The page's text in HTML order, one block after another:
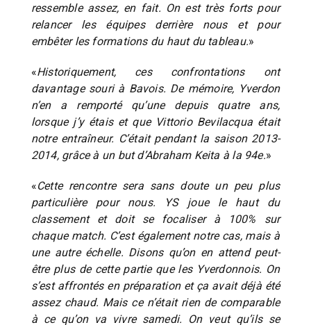
ressemble assez, en fait. On est très forts pour
relancer les équipes derrière nous et pour
embêter les formations du haut du tableau.»
«Historiquement, ces confrontations ont
davantage souri à Bavois. De mémoire, Yverdon
n’en a remporté qu’une depuis quatre ans,
lorsque j’y étais et que Vittorio Bevilacqua était
notre entraîneur. C’était pendant la saison 2013-
2014, grâce à un but d’Abraham Keita à la 94e.»
«Cette rencontre sera sans doute un peu plus
particulière pour nous. YS joue le haut du
classement et doit se focaliser à 100% sur
chaque match. C’est également notre cas, mais à
une autre échelle. Disons qu’on en attend peut-
être plus de cette partie que les Yverdonnois. On
s’est affrontés en préparation et ça avait déjà été
assez chaud. Mais ce n’était rien de comparable
à ce qu’on va vivre samedi. On veut qu’ils se